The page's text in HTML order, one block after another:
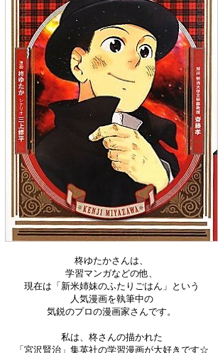
柊ゆたかさんは、
学習マンガなどの他、
現在は「新米姉妹のふたりごはん」という
人気漫画を執筆中の
気鋭のプロの漫画家さんです。
私は、柊さんの描かれた
「宮沢賢治」集英社の学習漫画が大好きです☆